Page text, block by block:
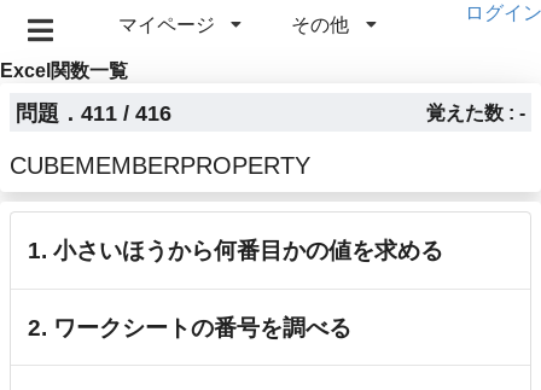
マイページ その他
ログイン
Excel関数一覧
問題．411 / 416 覚えた数 : -
CUBEMEMBERPROPERTY
1. 小さいほうから何番目かの値を求める
2. ワークシートの番号を調べる